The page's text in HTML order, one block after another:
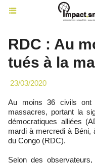
RDC : Au
tués à la
23/03/2020
Au moins 36 civils
massacres, portant la
démocratiques alliées
mardi à mercredi à Béni,
du Congo (RDC).
Selon des